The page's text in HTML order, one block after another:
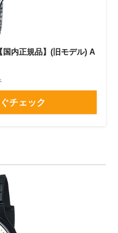
内正規品】(旧モデル) A
チェック